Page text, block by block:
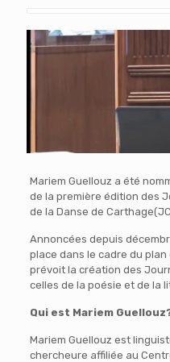
Mariem Guellouz a été
de la première édition des
de la Danse de
Annoncées depuis
place dans le cadre du plan
prévoit la création des
celles de la poésie et de la
Qui est Mariem
Mariem Guellouz est
chercheure affiliée au